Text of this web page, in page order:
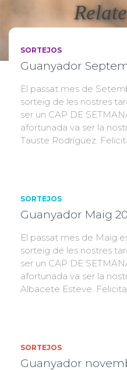
SORTEJOS
Guanyador
El passat mes de
sorteig de les nostres
ser un CAP DE
afortunada va ser la
Tauste Rodríguez.
SORTEJOS
Guanyador Maig
El passat mes de Maig
sorteig de les nostres
ser un CAP DE
afortunada va ser la
Albacete Esteve.
SORTEJOS
Guanyador